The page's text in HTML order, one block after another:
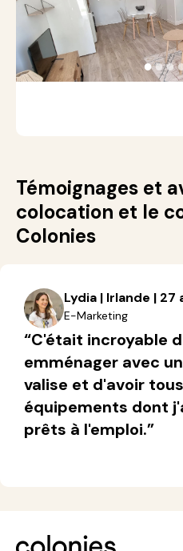
●●●
Témoignages et
colocation et le
Colonies
Lydia | Irlande | 27
E-Marketing
“C'était incroyable
emménager avec
valise et d'avoir
équipements dont
prêts à l'emploi.”